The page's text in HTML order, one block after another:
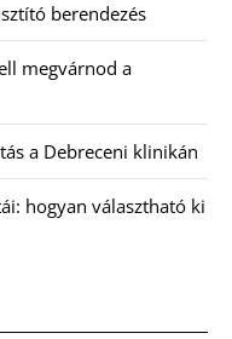
berendezés
megvárnod a
a Debreceni klinikán
hogyan választható ki